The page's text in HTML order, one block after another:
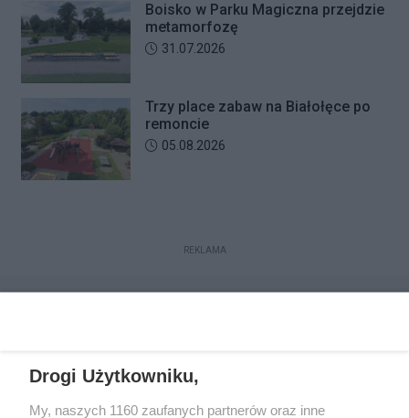
Boisko w Parku Magiczna przejdzie
metamorfozę
Data dodania artykułu:
31.07.2026
Trzy place zabaw na Białołęce po
remoncie
Data dodania artykułu:
05.08.2026
REKLAMA
Drogi Użytkowniku,
My, naszych 1160 zaufanych partnerów oraz inne